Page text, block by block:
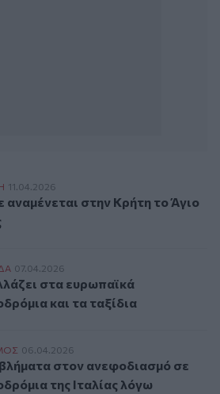
αναμένεται στην Κρήτη το Άγιο Φως
11.04.2026
αναμένεται στην Κρήτη το Άγιο
στα ευρωπαϊκά αεροδρόμια
07.04.2026
στα ευρωπαϊκά
και τα ταξίδια
στον ανεφοδιασμό σε
06.04.2026
στον ανεφοδιασμό σε
της Ιταλίας λόγω